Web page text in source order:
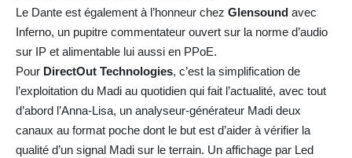
Le Dante est également à l’honneur chez Glensound avec
Inferno, un pupitre commentateur ouvert sur la norme d’audio
sur IP et alimentable lui aussi en PPoE.
Pour DirectOut Technologies, c’est la simplification de
l’exploitation du Madi au quotidien qui fait l’actualité, avec tout
d’abord l’Anna-Lisa, un analyseur-générateur Madi deux
canaux au format poche dont le but est d’aider à vérifier la
qualité d’un signal Madi sur le terrain. Un affichage par Led